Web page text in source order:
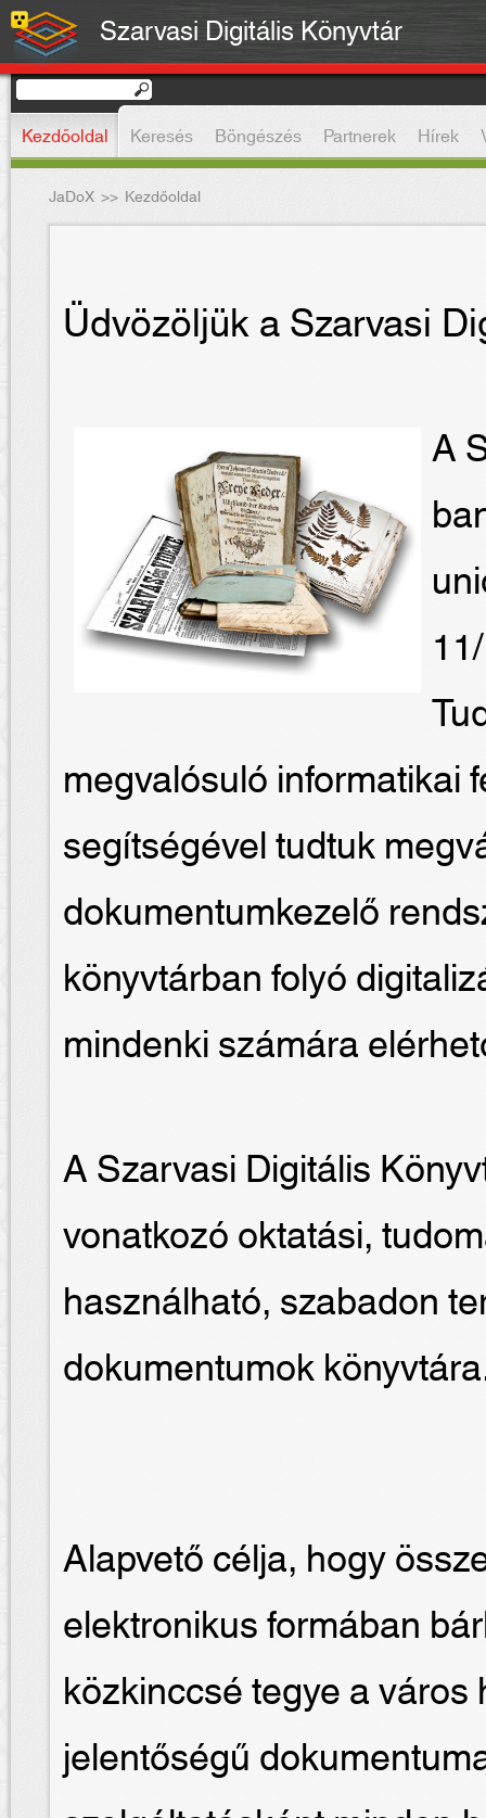
Szarvasi Digitális Könyvtár
Kezdőoldal Keresés Böngészés Partnerek Hírek
JaDoX >> Kezdőoldal
Üdvözöljük a Szarvasi
A
megvalósuló informatikai
segítségével tudtuk
dokumentumkezelő
könyvtárban folyó
mindenki számára
A Szarvasi Digitális
vonatkozó oktatási,
használható, szabadon
dokumentumok
Alapvető célja, hogy
elektronikus formában
közkinccsé tegye a
jelentőségű